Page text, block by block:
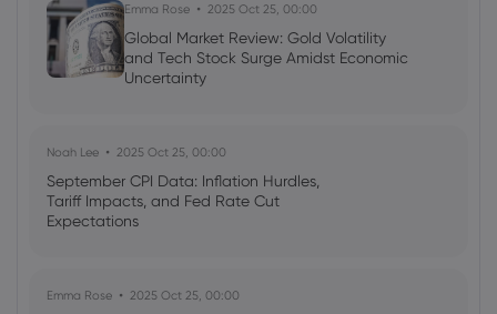
Forex Indices
Emma Rose 2025 Oct 25, 00:00
Global Market Review: Gold Volatility
and Tech Stock Surge Amidst Economic
Uncertainty
Noah Lee 2025 Oct 25, 00:00
September CPI Data: Inflation Hurdles,
Tariff Impacts, and Fed Rate Cut
Expectations
Emma Rose 2025 Oct 25, 00:00